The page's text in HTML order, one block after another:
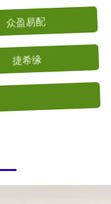
众盈易配
捷希缘